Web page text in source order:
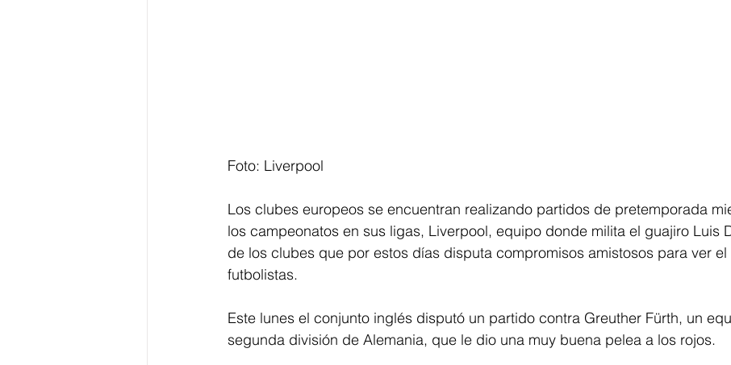
Foto: Liverpool
Los clubes europeos se encuentran realizando partidos de pretemporada
los campeonatos en sus ligas, Liverpool, equipo donde milita el guajiro Luis
de los clubes que por estos días disputa compromisos amistosos para ver
futbolistas.
Este lunes el conjunto inglés disputó un partido contra Greuther Fürth, un
segunda división de Alemania, que le dio una muy buena pelea a los rojos.